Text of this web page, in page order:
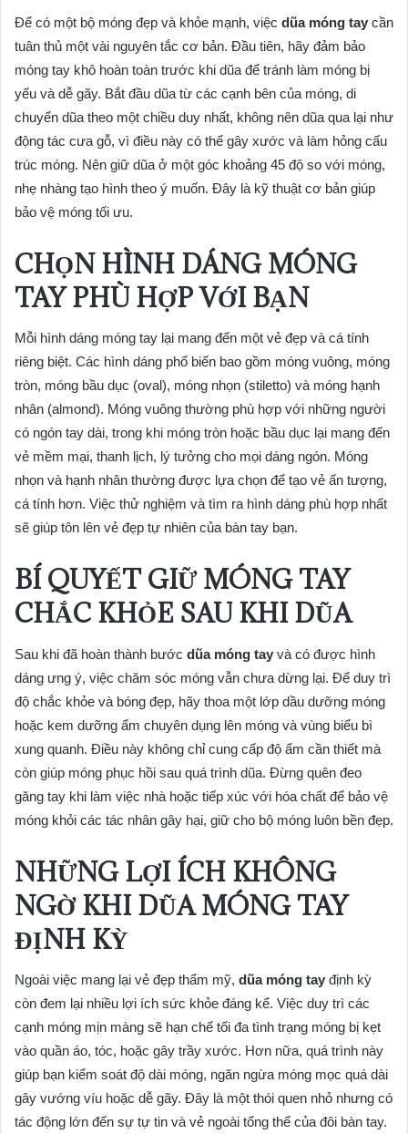
Để có một bộ móng đẹp và khỏe mạnh, việc dũa móng tay cần
tuân thủ một vài nguyên tắc cơ bản. Đầu tiên, hãy đảm bảo
móng tay khô hoàn toàn trước khi dũa để tránh làm móng bị
yếu và dễ gãy. Bắt đầu dũa từ các cạnh bên của móng, di
chuyển dũa theo một chiều duy nhất, không nên dũa qua lại như
động tác cưa gỗ, vì điều này có thể gây xước và làm hỏng cấu
trúc móng. Nên giữ dũa ở một góc khoảng 45 độ so với móng,
nhẹ nhàng tạo hình theo ý muốn. Đây là kỹ thuật cơ bản giúp
bảo vệ móng tối ưu.
CHỌN HÌNH DÁNG MÓNG
TAY PHÙ HỢP VỚI BẠN
Mỗi hình dáng móng tay lại mang đến một vẻ đẹp và cá tính
riêng biệt. Các hình dáng phổ biến bao gồm móng vuông, móng
tròn, móng bầu dục (oval), móng nhọn (stiletto) và móng hạnh
nhân (almond). Móng vuông thường phù hợp với những người
có ngón tay dài, trong khi móng tròn hoặc bầu dục lại mang đến
vẻ mềm mại, thanh lịch, lý tưởng cho mọi dáng ngón. Móng
nhọn và hạnh nhân thường được lựa chọn để tạo vẻ ấn tượng,
cá tính hơn. Việc thử nghiệm và tìm ra hình dáng phù hợp nhất
sẽ giúp tôn lên vẻ đẹp tự nhiên của bàn tay bạn.
BÍ QUYẾT GIỮ MÓNG TAY
CHẮC KHỎE SAU KHI DŨA
Sau khi đã hoàn thành bước dũa móng tay và có được hình
dáng ưng ý, việc chăm sóc móng vẫn chưa dừng lại. Để duy trì
độ chắc khỏe và bóng đẹp, hãy thoa một lớp dầu dưỡng móng
hoặc kem dưỡng ẩm chuyên dụng lên móng và vùng biểu bì
xung quanh. Điều này không chỉ cung cấp độ ẩm cần thiết mà
còn giúp móng phục hồi sau quá trình dũa. Đừng quên đeo
găng tay khi làm việc nhà hoặc tiếp xúc với hóa chất để bảo vệ
móng khỏi các tác nhân gây hại, giữ cho bộ móng luôn bền đẹp.
NHỮNG LỢI ÍCH KHÔNG
NGỜ KHI DŨA MÓNG TAY
ĐỊNH KỲ
Ngoài việc mang lại vẻ đẹp thẩm mỹ, dũa móng tay định kỳ
còn đem lại nhiều lợi ích sức khỏe đáng kể. Việc duy trì các
cạnh móng mịn màng sẽ hạn chế tối đa tình trạng móng bị kẹt
vào quần áo, tóc, hoặc gây trầy xước. Hơn nữa, quá trình này
giúp bạn kiểm soát độ dài móng, ngăn ngừa móng mọc quá dài
gây vướng víu hoặc dễ gãy. Đây là một thói quen nhỏ nhưng có
tác động lớn đến sự tự tin và vẻ ngoài tổng thể của đôi bàn tay.